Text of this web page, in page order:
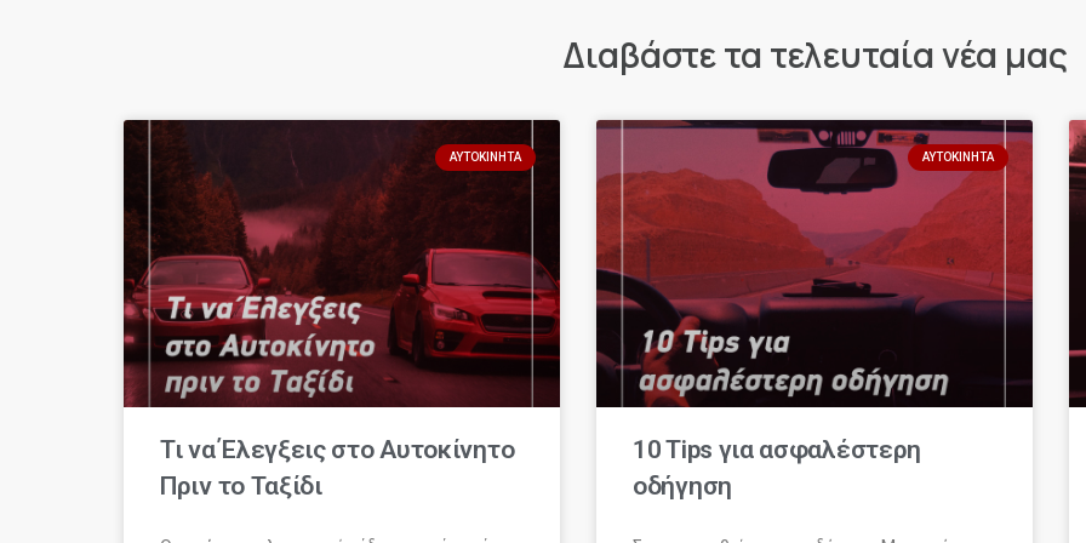
Διαβάστε τα τελευταία νέα μας
ΑΥΤΟΚΊΝΗΤΑ
Τι να Έλεγξεις στο Αυτοκίνητο
Πριν το Ταξίδι
ΑΥΤΟΚΊΝΗΤΑ
10 Tips για ασφαλέστερη
οδήγηση